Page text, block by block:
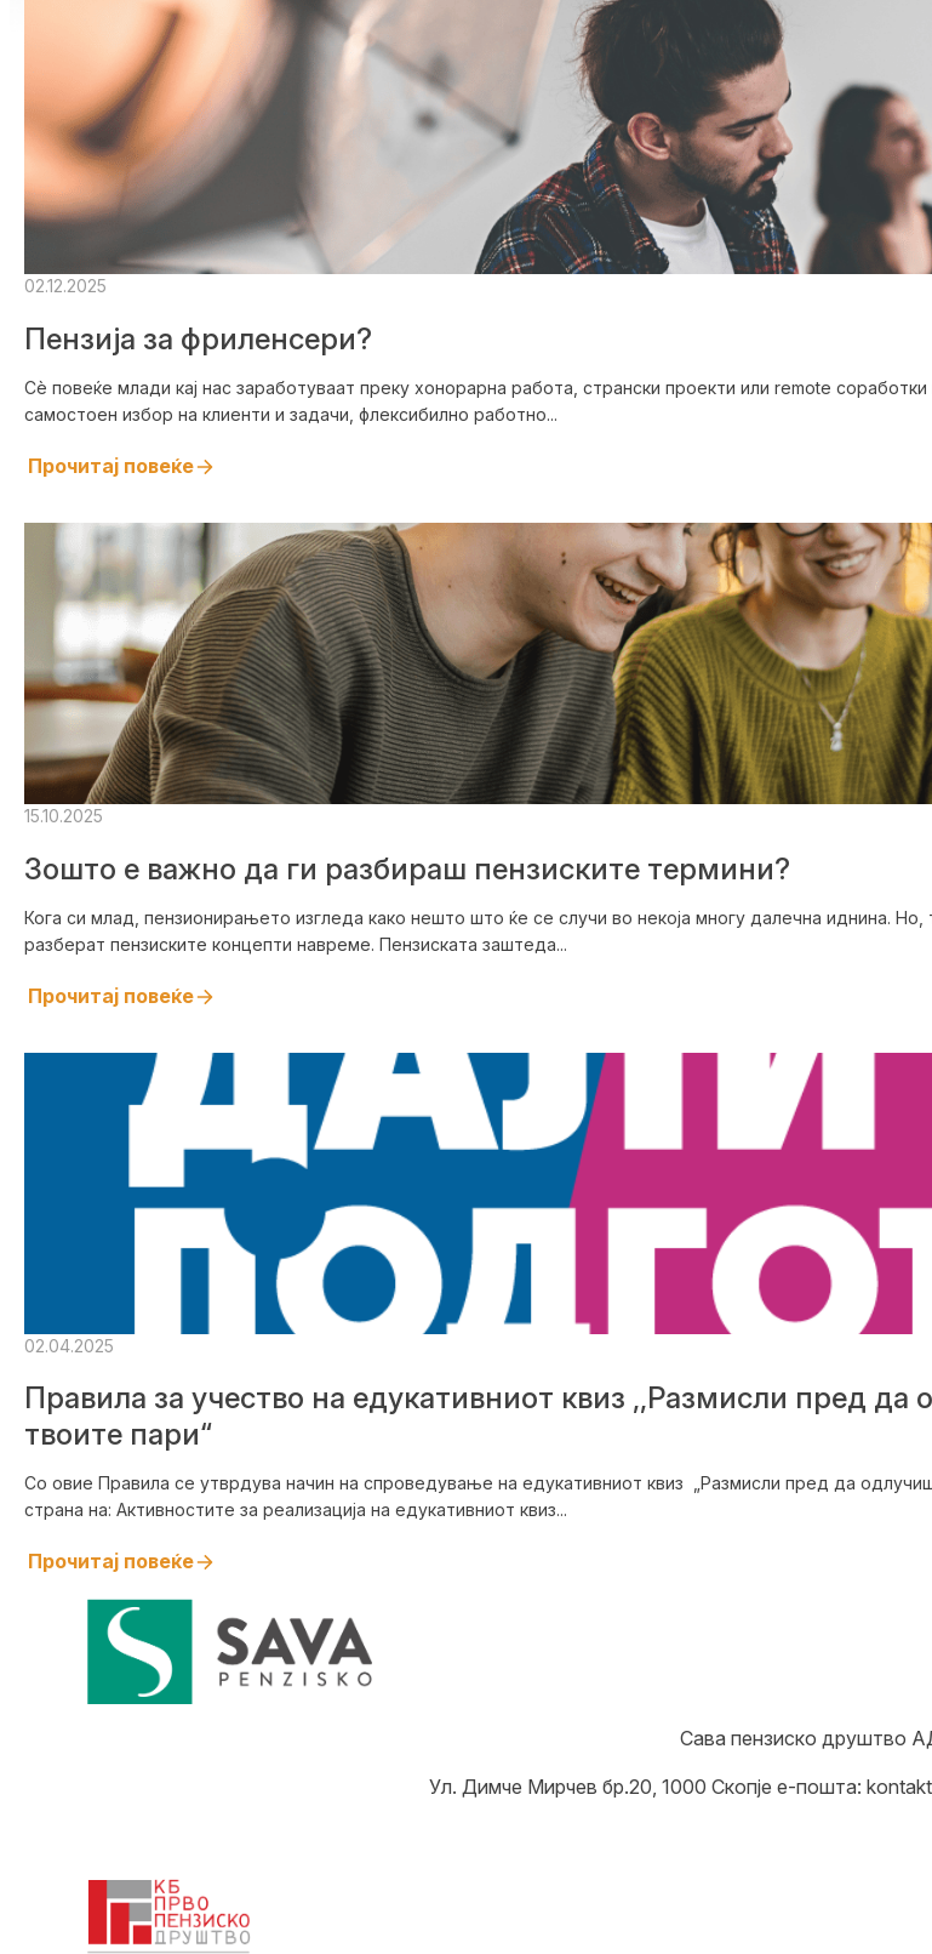
02.12.2025
Пензија за фриленсери?
Сè повеќе млади кај нас заработуваат преку хонорарна работа, странски проекти или remote
самостоен избор на клиенти и задачи, флексибилно работно...
Прочитај повеќе
15.10.2025
Зошто е важно да ги разбираш пензиските термини?
Кога си млад, пензионирањето изгледа како нешто што ќе се случи во некоја многу далечна иднина.
разберат пензиските концепти навреме. Пензиската заштеда...
Прочитај повеќе
02.04.2025
Правила за учество на едукативниот квиз ,,Размисли пред
твоите пари“
Со овие Правила се утврдува начин на спроведување на едукативниот квиз „Размисли пред да
страна на: Активностите за реализација на едукативниот квиз...
Прочитај повеќе
Сава пензиско друштво
Ул. Димче Мирчев бр.20, 1000 Скопје е-пошта: